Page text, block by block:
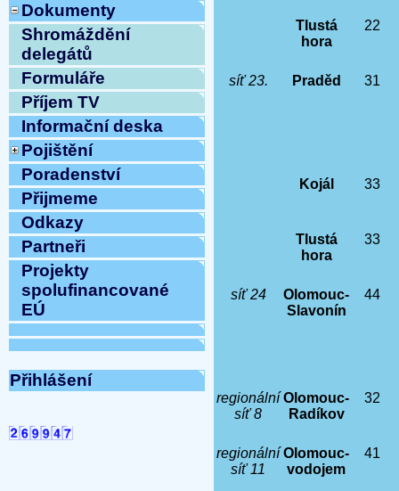
Dokumenty
Shromáždění
delegátů
Formuláře
Příjem TV
Informační deska
Pojištění
Poradenství
Přijmeme
Odkazy
Partneři
Projekty
spolufinancované
EÚ
Přihlášení
Tlustá
hora
22
síť 23. Praděd 31
Kojál 33
Tlustá
hora
33
síť 24
Olomouc-
Slavonín
44
regionální
síť 8
Olomouc-
Radíkov
32
regionální
síť 11
Olomouc-
vodojem
41